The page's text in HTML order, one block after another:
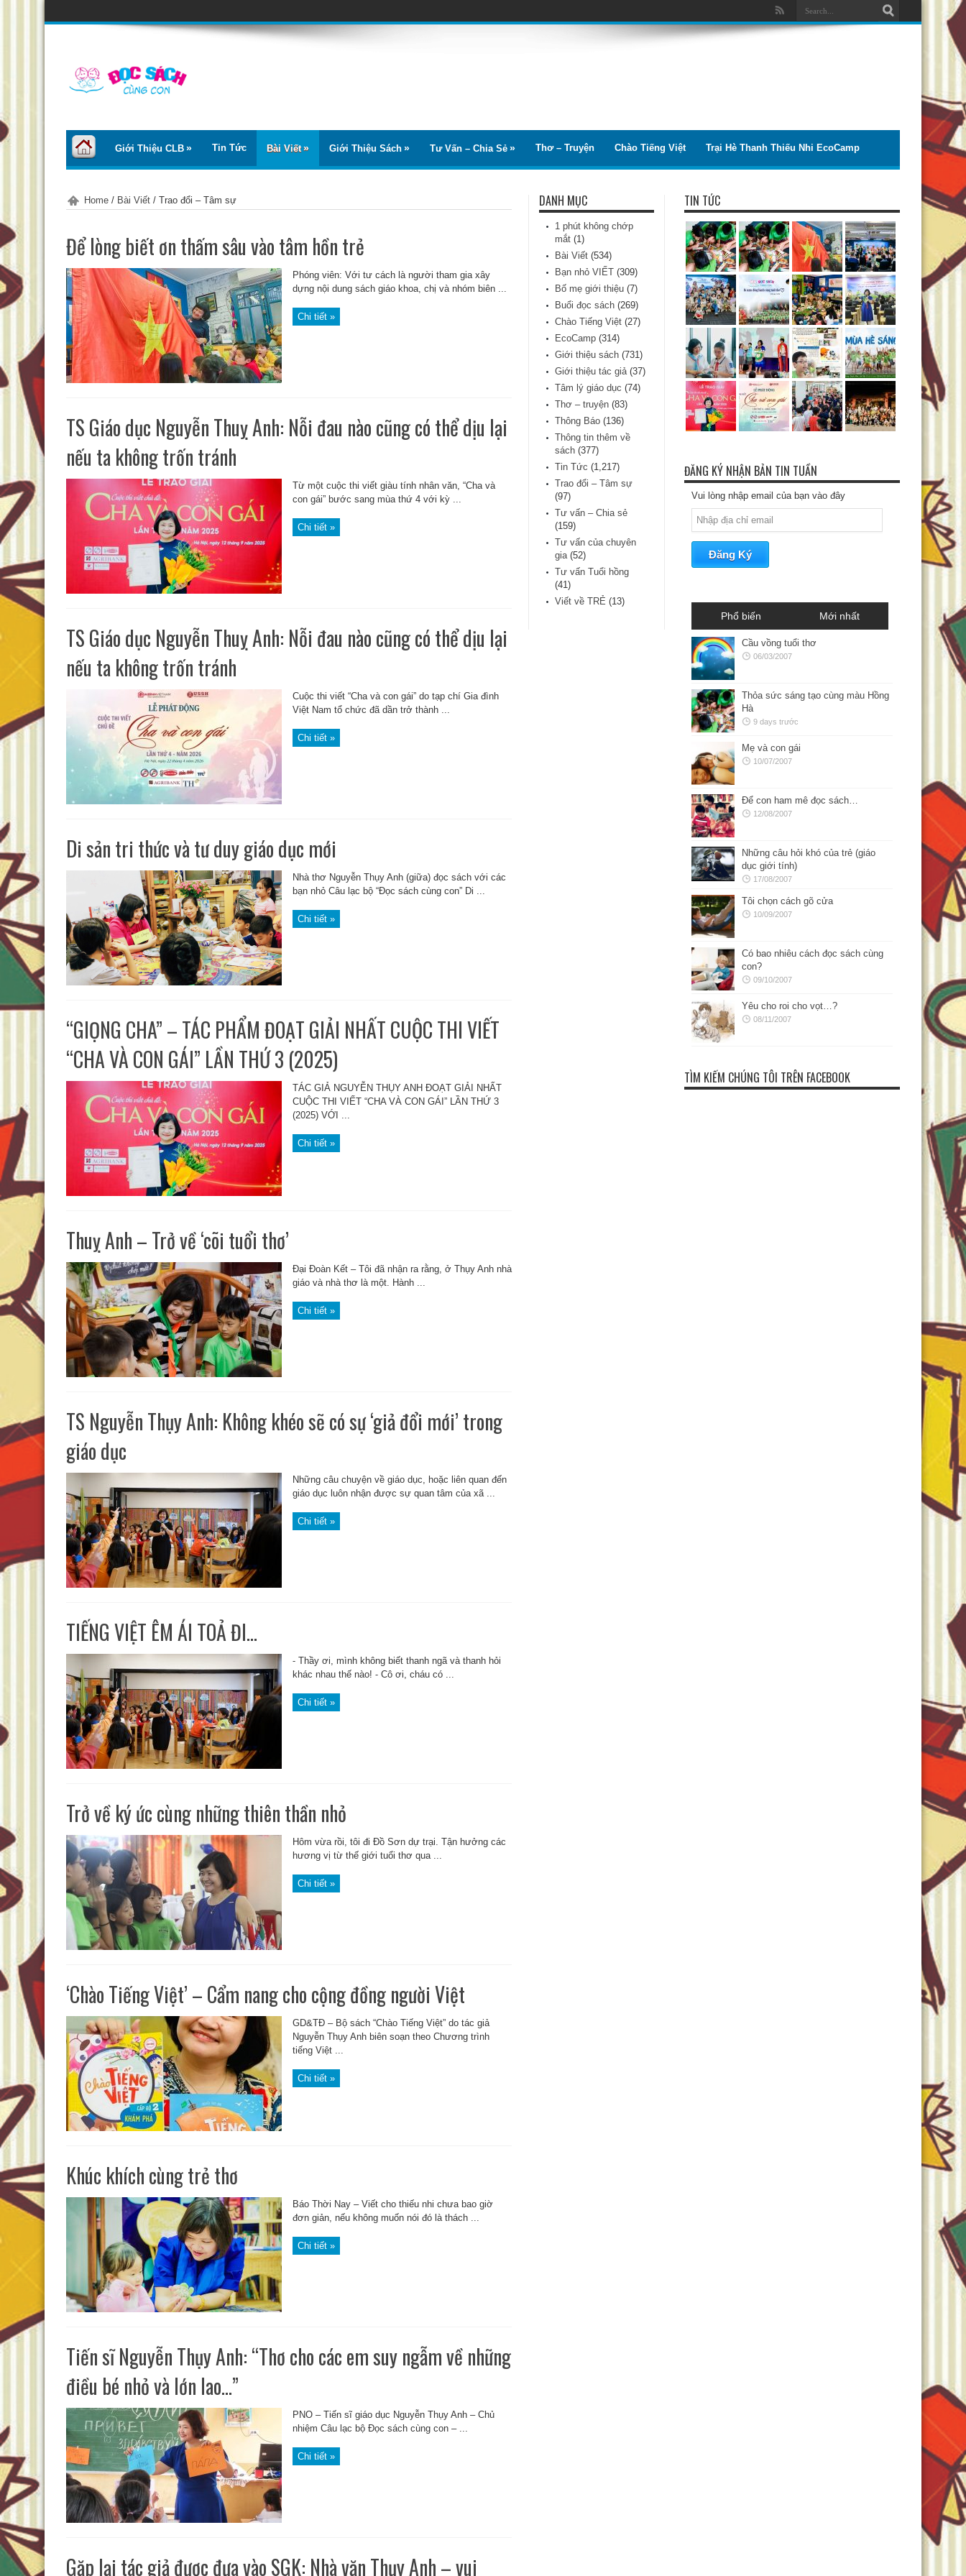
Giới Thiệu CLB Tin Tức Bài Viết Giới Thiệu Sách Tư Vấn – Chia Sẻ Thơ – Truyện Chào Tiếng Việt Trại Hè Thanh Thiếu Nhi EcoCamp
Home / Bài Viết / Trao đổi – Tâm sự
Để lòng biết ơn thấm sâu vào tâm hồn trẻ
Phóng viên: Với tư cách là người tham gia xây
dựng nội dung sách giáo khoa, chị và nhóm biên ...
Chi tiết »
TS Giáo dục Nguyễn Thuỵ Anh: Nỗi đau nào cũng có thể dịu lại
nếu ta không trốn tránh
Từ một cuộc thi viết giàu tính nhân văn, “Cha và
con gái” bước sang mùa thứ 4 với kỳ ...
Chi tiết »
TS Giáo dục Nguyễn Thuỵ Anh: Nỗi đau nào cũng có thể dịu lại
nếu ta không trốn tránh
Cuộc thi viết “Cha và con gái” do tạp chí Gia đình
Việt Nam tổ chức đã dần trở thành ...
Chi tiết »
Di sản tri thức và tư duy giáo dục mới
Nhà thơ Nguyễn Thụy Anh (giữa) đọc sách với các
bạn nhỏ Câu lạc bộ “Đọc sách cùng con” Di ...
Chi tiết »
“GIỌNG CHA” – TÁC PHẨM ĐOẠT GIẢI NHẤT CUỘC THI VIẾT
“CHA VÀ CON GÁI” LẦN THỨ 3 (2025)
TÁC GIẢ NGUYỄN THỤY ANH ĐOẠT GIẢI NHẤT
CUỘC THI VIẾT “CHA VÀ CON GÁI” LẦN THỨ 3
(2025) VỚI ...
Chi tiết »
Thuỵ Anh – Trở về ‘cõi tuổi thơ’
Đại Đoàn Kết – Tôi đã nhận ra rằng, ở Thụy Anh nhà
giáo và nhà thơ là một. Hành ...
Chi tiết »
TS Nguyễn Thụy Anh: Không khéo sẽ có sự ‘giả đổi mới’ trong
giáo dục
Những câu chuyện về giáo dục, hoặc liên quan đến
giáo dục luôn nhận được sự quan tâm của xã ...
Chi tiết »
TIẾNG VIỆT ÊM ÁI TOẢ ĐI…
⁃ Thầy ơi, mình không biết thanh ngã và thanh hỏi
khác nhau thế nào! ⁃ Cô ơi, cháu có ...
Chi tiết »
Trở về ký ức cùng những thiên thần nhỏ
Hôm vừa rồi, tôi đi Đồ Sơn dự trại. Tận hưởng các
hương vị từ thế giới tuổi thơ qua ...
Chi tiết »
‘Chào Tiếng Việt’ – Cẩm nang cho cộng đồng người Việt
GD&TĐ – Bộ sách “Chào Tiếng Việt” do tác giả
Nguyễn Thụy Anh biên soạn theo Chương trình
tiếng Việt ...
Chi tiết »
Khúc khích cùng trẻ thơ
Báo Thời Nay – Viết cho thiếu nhi chưa bao giờ
đơn giản, nếu không muốn nói đó là thách ...
Chi tiết »
Tiến sĩ Nguyễn Thụy Anh: “Thơ cho các em suy ngẫm về những
điều bé nhỏ và lớn lao…”
PNO – Tiến sĩ giáo dục Nguyễn Thụy Anh – Chủ
nhiệm Câu lạc bộ Đọc sách cùng con – ...
Chi tiết »
Gặp lại tác giả được đưa vào SGK: Nhà văn Thụy Anh – vui
DANH MỤC
1 phút không chớp
mắt (1)
Bài Viết (534)
Bạn nhỏ VIẾT (309)
Bố mẹ giới thiệu (7)
Buổi đọc sách (269)
Chào Tiếng Việt (27)
EcoCamp (314)
Giới thiệu sách (731)
Giới thiệu tác giả(37)
Tâm lý giáo dục (74)
Thơ – truyện (83)
Thông Báo (136)
Thông tin thêm về
sách (377)
Tin Tức (1,217)
Trao đổi – Tâm sự
(97)
Tư vấn – Chia sẻ
(159)
Tư vấn của chuyên
gia(52)
Tư vấn Tuổi hồng
(41)
Viết về TRẺ (13)
TIN TỨC
ĐĂNG KÝ NHẬN BẢN TIN TUẦN
Vui lòng nhập email của bạn vào đây
Phổ biến Mới nhất
Cầu vồng tuổi thơ
06/03/2007
Thỏa sức sáng tạo cùng màu Hồng
Hà
9 days trước
Mẹ và con gái
10/07/2007
Để con ham mê đọc sách…
12/08/2007
Những câu hỏi khó của trẻ (giáo
dục giới tính)
17/08/2007
Tôi chọn cách gõ cửa
10/09/2007
Có bao nhiêu cách đọc sách cùng
con?
09/10/2007
Yêu cho roi cho vọt…?
08/11/2007
TÌM KIẾM CHÚNG TÔI TRÊN FACEBOOK